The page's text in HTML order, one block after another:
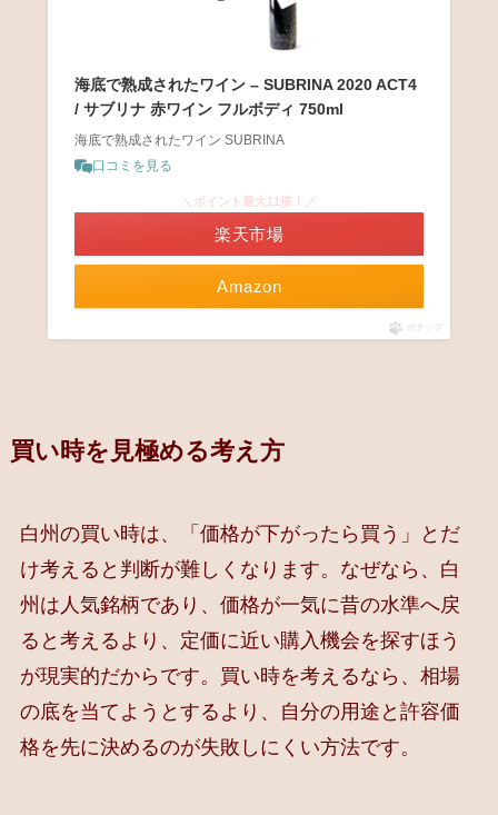
海底で熟成されたワイン – SUBRINA 2020 ACT4
/ サブリナ 赤ワイン フルボディ 750ml
海底で熟成されたワイン SUBRINA
口コミを見る
Amazon
＼ポイント最大11倍！／
楽天市場
ポチップ
買い時を見極める考え方
白州の買い時は、「価格が下がったら買う」とだ
け考えると判断が難しくなります。なぜなら、白
州は人気銘柄であり、価格が一気に昔の水準へ戻
ると考えるより、定価に近い購入機会を探すほう
が現実的だからです。買い時を考えるなら、相場
の底を当てようとするより、自分の用途と許容価
格を先に決めるのが失敗しにくい方法です。